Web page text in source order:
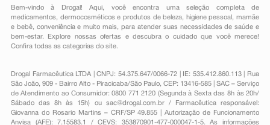
Bem-vindo à Drogal! Aqui, você encontra uma seleção completa de
medicamentos , dermocosméticos e produtos de beleza, higiene pessoal ,mamãe
e bebê, conveniênciae muito mais, para atender suas necessidades de saúde e
bem-estar. Explore nossas ofertas e descubra o cuidado que você merece!
Confira todas as categorias do site.
Drogal Farmacêutica LTDA | CNPJ: 54.375.647/0066-72 | IE: 535.412.860.113 | Rua
São João, 909 - Bairro Alto - Piracicaba/São Paulo, CEP: 13416-585 | SAC – Serviço
de Atendimento ao Consumidor: 0800 771 2120 (Segunda à Sexta das 8h às 20h/
Sábado das 8h às 15h) ou sac@drogal.com.br/ Farmacêutica responsável:
Giovanna do Rosario Martins – CRF/SP 49.855 | Autorização de Funcionamento
Anvisa (AFE): 7.15583.1 / CEVS: 353870901-477-000047-1-5. As informações